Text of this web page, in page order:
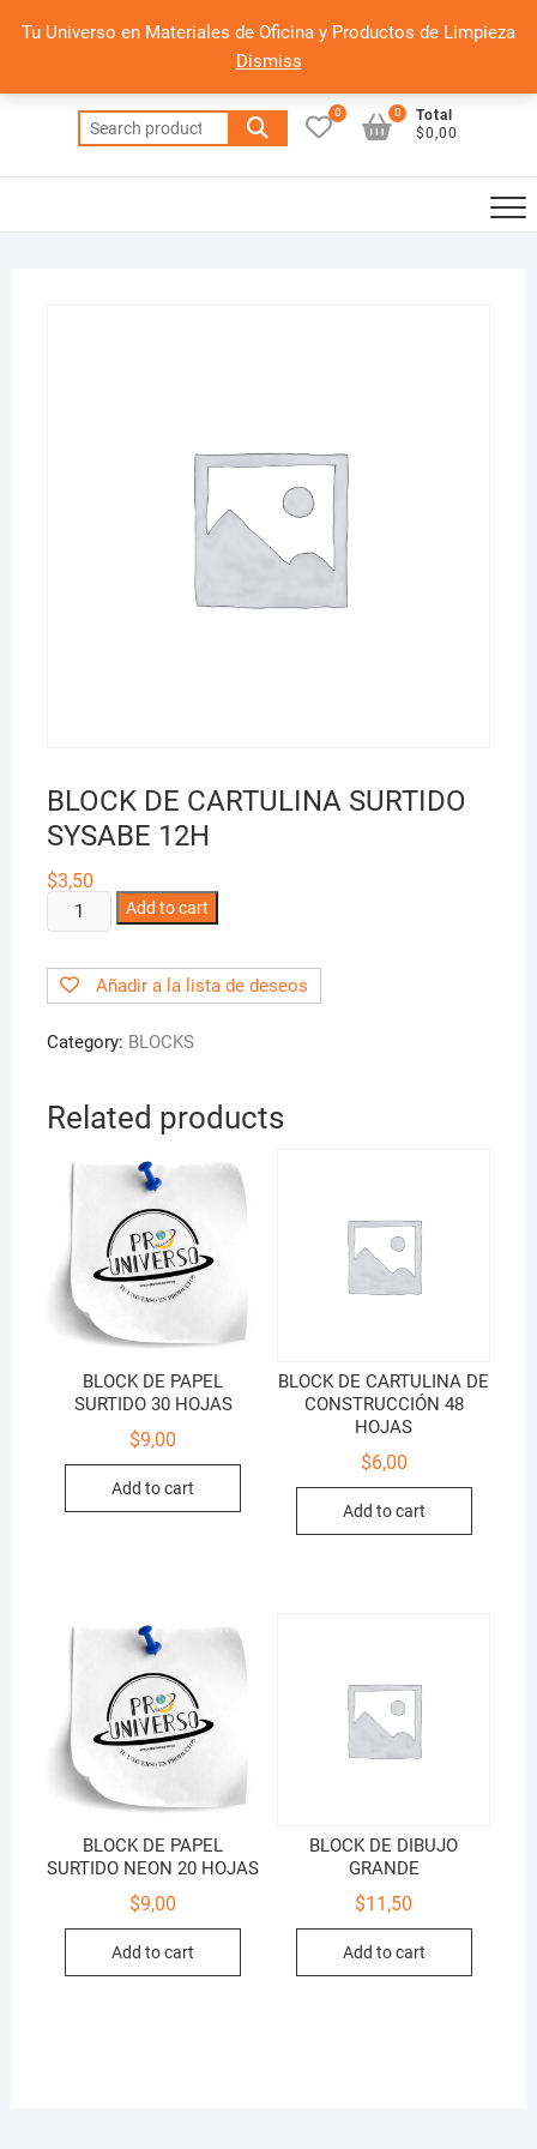
Search
for:
0
Total
$0,00
0
BLOCK DE CARTULINA SURTIDO
SYSABE 12H
$3,50
BLOCK
DE
SURTIDO
12H
Add to cart
Añadir a la lista de deseos
Category: BLOCKS
Related products
BLOCK DE PAPEL
SURTIDO 30 HOJAS
$9,00
Add to cart
BLOCK DE CARTULINA DE
CONSTRUCCIÓN 48
HOJAS
$6,00
Add to cart
BLOCK DE PAPEL
SURTIDO NEON 20 HOJAS
$9,00
Add to cart
BLOCK DE DIBUJO
GRANDE
$11,50
Add to cart
Tu Universo en Materiales de Oficina y Productos de Limpieza
Dismiss